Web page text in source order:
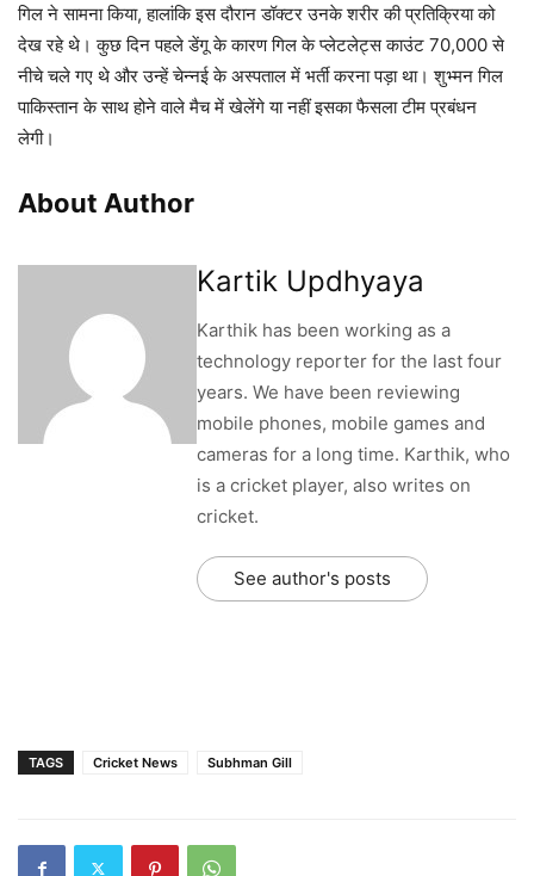
गिल ने सामना किया, हालांकि इस दौरान डॉक्टर उनके शरीर की प्रतिक्रिया को
देख रहे थे। कुछ दिन पहले डेंगू के कारण गिल के प्लेटलेट्स काउंट 70,000 से
नीचे चले गए थे और उन्हें चेन्नई के अस्पताल में भर्ती करना पड़ा था। शुभ्मन गिल
पाकिस्तान के साथ होने वाले मैच में खेलेंगे या नहीं इसका फैसला टीम प्रबंधन
लेगी।
About Author
Kartik Updhyaya
Karthik has been working as a
technology reporter for the last four
years. We have been reviewing
mobile phones, mobile games and
cameras for a long time. Karthik, who
is a cricket player, also writes on
cricket.
See author's posts
TAGS Cricket News Subhman Gill